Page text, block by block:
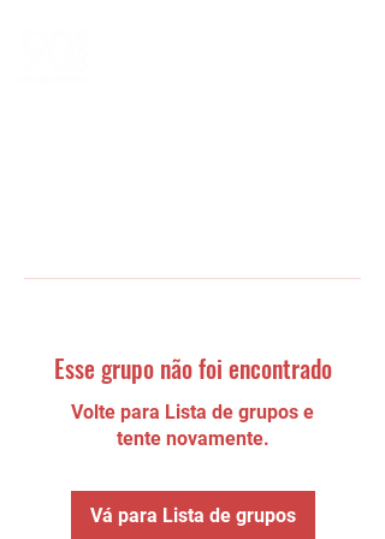
Esse grupo não foi encontrado
Volte para Lista de grupos e
tente novamente.
Vá para Lista de grupos